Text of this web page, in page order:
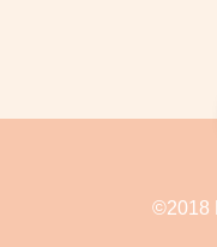
©2018